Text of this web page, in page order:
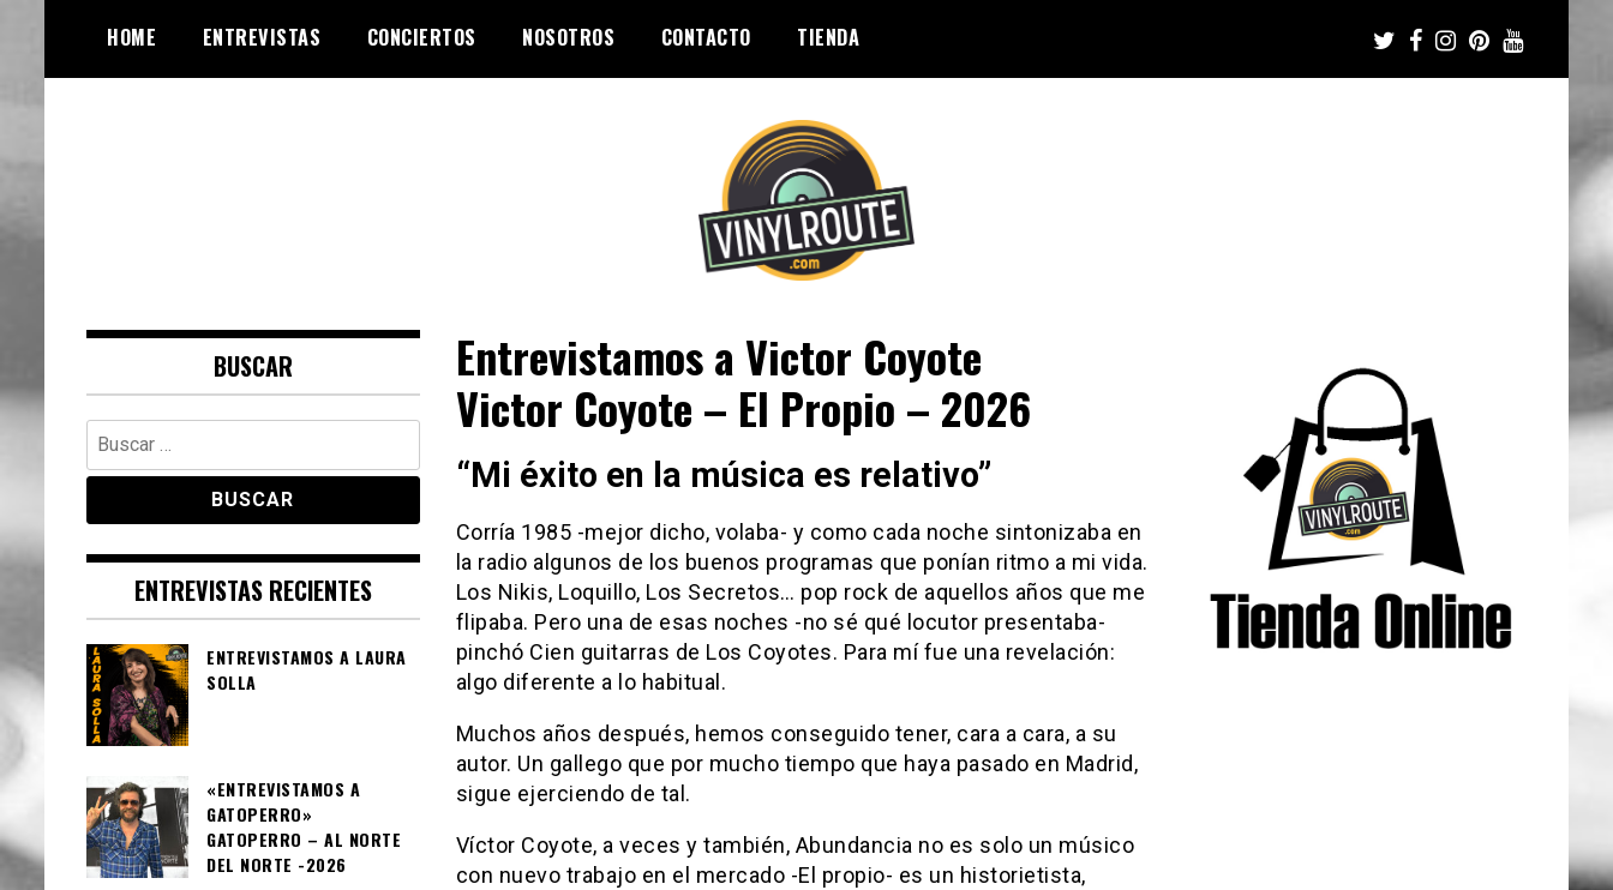
content
HOME ENTREVISTAS CONCIERTOS NOSOTROS CONTACTO TIENDA
VinylRoute
crónicas
Entrevistamos a Victor Coyote
Victor Coyote – El Propio – 2026
“Mi éxito en la música es relativo”
Corría 1985 -mejor dicho, volaba- y como cada noche sintonizaba en
la radio algunos de los buenos programas que ponían ritmo a mi vida.
Los Nikis, Loquillo, Los Secretos… pop rock de aquellos años que me
flipaba. Pero una de esas noches -no sé qué locutor presentaba-
pinchó Cien guitarras de Los Coyotes. Para mí fue una revelación:
algo diferente a lo habitual.
Muchos años después, hemos conseguido tener, cara a cara, a su
autor. Un gallego que por mucho tiempo que haya pasado en Madrid,
sigue ejerciendo de tal.
Víctor Coyote, a veces y también, Abundancia no es solo un músico
con nuevo trabajo en el mercado -El propio- es un historietista,
BUSCAR
Buscar:
ENTREVISTAS RECIENTES
ENTREVISTAMOS A LAURA
SOLLA
«ENTREVISTAMOS A
GATOPERRO»
GATOPERRO – AL NORTE
DEL NORTE -2026